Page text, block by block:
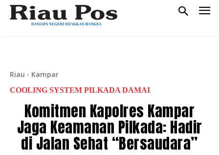
Riau Kampar
COOLING SYSTEM PILKADA DAMAI
Komitmen Kapolres Kampar
Jaga Keamanan Pilkada: Hadir
di Jalan Sehat “Bersaudara”